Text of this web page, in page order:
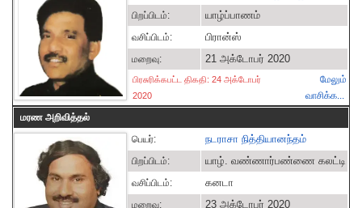
பிறப்பிடம்: யாழ்ப்பாணம்
வசிப்பிடம்: பிரான்ஸ்
மறைவு: 21 அக்டோபர் 2020
பிரசுரிக்கபட்ட திகதி: 24 அக்டோபர்
2020
மேலும்
வாசிக்க...
மரண அறிவித்தல்
பெயர்:
நடராசா நித்தியானந்தம்
பிறப்பிடம்: யாழ். வண்ணார்பண்ணை கலட்டி
வசிப்பிடம்: கனடா
மறைவு: 23 அக்டோபர் 2020